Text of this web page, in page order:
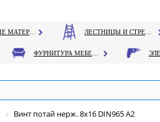
Винт потай нерж. 8х16 DIN965 A2